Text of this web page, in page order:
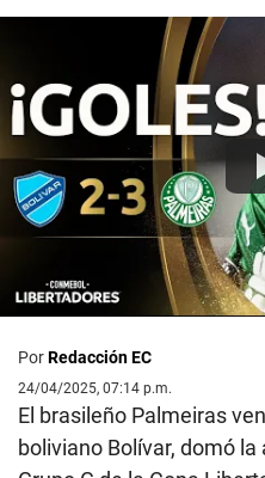
PorRedacción EC
24/04/2025, 07:14 p.m.
El brasileño Palmeiras
boliviano Bolívar, domó la